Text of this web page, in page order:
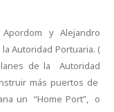
y Alejandro
Autoridad Portuaria. (
planes de la Autoridad
más puertos de
un “Home Port”, o